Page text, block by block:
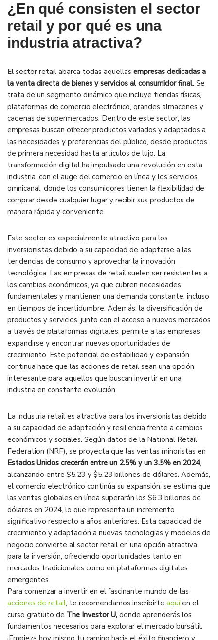
¿En qué consisten el sector
retail y por qué es una
industria atractiva?
El sector retail abarca todas aquellas empresas dedicadas a
la venta directa de bienes y servicios al consumidor final. Se
trata de un segmento dinámico que incluye tiendas físicas,
plataformas de comercio electrónico, grandes almacenes y
cadenas de supermercados. Dentro de este sector, las
empresas buscan ofrecer productos variados y adaptados a
las necesidades y preferencias del público, desde productos
de primera necesidad hasta artículos de lujo. La
transformación digital ha impulsado una revolución en esta
industria, con el auge del comercio en línea y los servicios
omnicanal, donde los consumidores tienen la flexibilidad de
comprar desde cualquier lugar y recibir sus productos de
manera rápida y conveniente.
Este sector es especialmente atractivo para los
inversionistas debido a su capacidad de adaptarse a las
tendencias de consumo y aprovechar la innovación
tecnológica. Las empresas de retail suelen ser resistentes a
los cambios económicos, ya que cubren necesidades
fundamentales y mantienen una demanda constante, incluso
en tiempos de incertidumbre. Además, la diversificación de
productos y servicios, junto con el acceso a nuevos mercados
a través de plataformas digitales, permite a las empresas
expandirse y encontrar nuevas oportunidades de
crecimiento. Este potencial de estabilidad y expansión
continua hace que las acciones de retail sean una opción
interesante para aquellos que buscan invertir en una
industria en constante evolución.
La industria retail es atractiva para los inversionistas debido
a su capacidad de adaptación y resiliencia frente a cambios
económicos y sociales. Según datos de la National Retail
Federation (NRF), se proyecta que las ventas minoristas en
Estados Unidos crecerán entre un 2.5% y un 3.5% en 2024,
alcanzando entre $5.23 y $5.28 billones de dólares. Además,
el comercio electrónico continúa su expansión; se estima que
las ventas globales en línea superarán los $6.3 billones de
dólares en 2024, lo que representa un incremento
significativo respecto a años anteriores. Esta capacidad de
crecimiento y adaptación a nuevas tecnologías y modelos de
negocio convierte al sector retail en una opción atractiva
para la inversión, ofreciendo oportunidades tanto en
mercados tradicionales como en plataformas digitales
emergentes.
Para comenzar a invertir en el fascinante mundo de las
acciones de retail, te recomendamos inscribirte aquíen el
curso gratuito de The Investor U, donde aprenderás los
fundamentos necesarios para explorar el mercado bursátil.